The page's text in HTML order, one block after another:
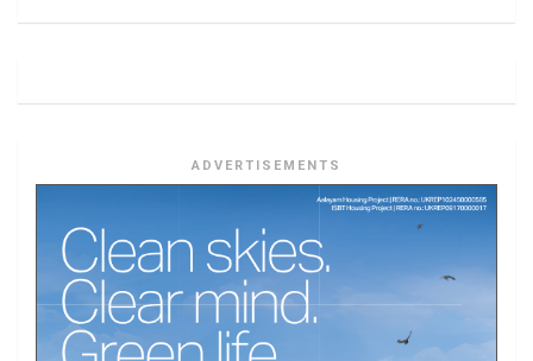
ADVERTISEMENTS